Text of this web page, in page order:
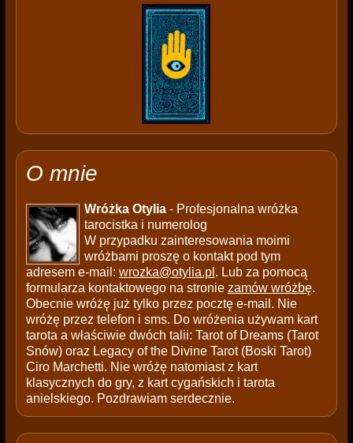
O mnie
Wróżka Otylia- Profesjonalna wróżka
tarocistka i numerolog
W przypadku zainteresowania moimi
wróżbami proszę o kontakt pod tym
adresem e-mail: wrozka@otylia.pl . Lub za pomocą
formularza kontaktowego na stronie zamów wróżbę.
Obecnie wróżę już tylko przez pocztę e-mail. Nie
wróżę przez telefon i sms. Do wróżenia używam kart
tarota a właściwie dwóch talii: Tarot of Dreams (Tarot
Snów) oraz Legacy of the Divine Tarot (Boski Tarot)
Ciro Marchetti. Nie wróżę natomiast z kart
klasycznych do gry, z kart cygańskich i tarota
anielskiego. Pozdrawiam serdecznie.